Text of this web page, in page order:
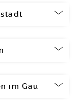
im Gäu